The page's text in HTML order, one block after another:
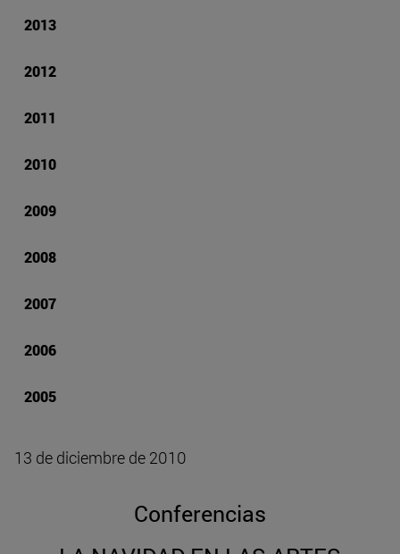
2013
2012
2011
2010
2009
2008
2007
2006
2005
13 de diciembre de 2010
Conferencias